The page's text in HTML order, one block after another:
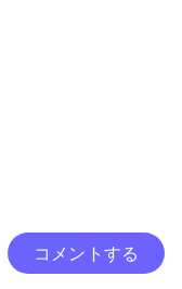
コメントする